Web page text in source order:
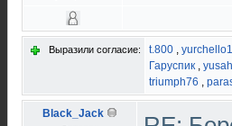
Выразили согласие: t.800 ,
Гаруспик , yusah
triumph76 ,
Black_Jack